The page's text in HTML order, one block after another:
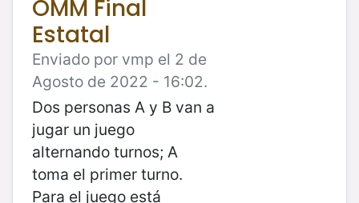
OMM Final
Estatal
Enviado por vmp el 2 de
Agosto de 2022 - 16:02.
Dos personas A y B van a
jugar un juego
alternando turnos; A
toma el primer turno.
Para el juego está